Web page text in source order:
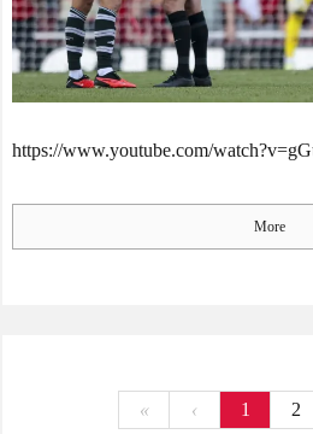
https://www.youtube.com/
More
« ‹ 1 2